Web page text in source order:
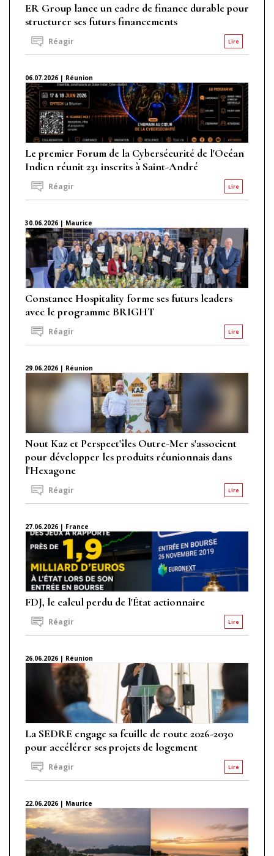
ER Group lance un cadre de finance durable pour
structurer ses futurs financements
Lire
Réagir
06.07.2026 | Réunion
Le premier Forum de la Cybersécurité de l'Océan
Indien réunit 231 inscrits à Saint-André
Lire
Réagir
30.06.2026 | Maurice
Constance Hospitality forme ses futurs leaders
avec le programme BRIGHT
Lire
Réagir
29.06.2026 | Réunion
Nout Kaz et Perspect'îles Outre-Mer s'associent
pour développer les produits réunionnais dans
l'Hexagone
Lire
Réagir
27.06.2026 | France
FDJ, le calcul perdu de l'État actionnaire
Lire
Réagir
26.06.2026 | Réunion
La SEDRE engage sa feuille de route 2026-2030
pour accélérer ses projets de logement
Lire
Réagir
22.06.2026 | Maurice